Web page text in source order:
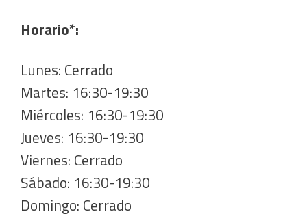
Horario*:
Lunes: Cerrado
Martes: 16:30-19:30
Miércoles: 16:30-19:30
Jueves: 16:30-19:30
Viernes: Cerrado
Sábado: 16:30-19:30
Domingo: Cerrado